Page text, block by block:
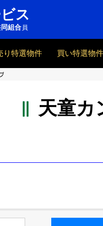
り特選物件 買い特選物件
天童カ